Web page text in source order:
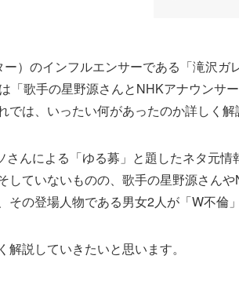
）のインフルエンサーである「滝沢ガ
「歌手の星野源さんとNHKアナウンサ
では、いったい何があったのか詳しく解
さんによる「ゆる募」と題したネタ元
していないものの、歌手の星野源さん
その登場人物である男女2人が「W不倫
説していきたいと思います。